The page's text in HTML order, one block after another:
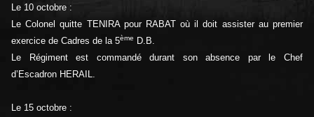
Le 10 octobre :
Le Colonel quitte TENIRA pour RABAT où il doit assister au premier
exercice de Cadres de la 5ème
D.B.
Le Régiment est commandé durant son absence par le Chef
d’Escadron HERAIL.
Le 15 octobre :